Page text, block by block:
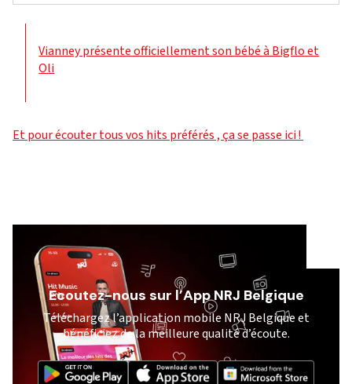
Vianney présente officiellement son bébé à Bigflo et
Oli
Et pour écouter tous vos hits préférés , ça se passe ici !
Ecoutez-nous sur l’App NRJ Belgique
Téléchargez l’application mobile NRJ Belgique et
bénéficiez de la meilleure qualité d’écoute.